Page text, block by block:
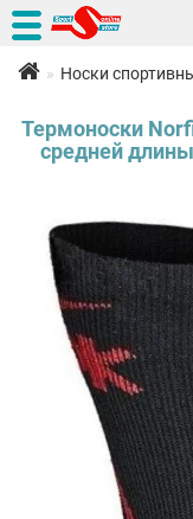
Носки
Термоноски
средней